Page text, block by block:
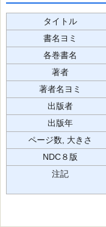
タイトル
書名ヨミ
各巻書名
著者
著者名ヨミ
出版者
出版年
ページ数, 大きさ
NDC８版
注記